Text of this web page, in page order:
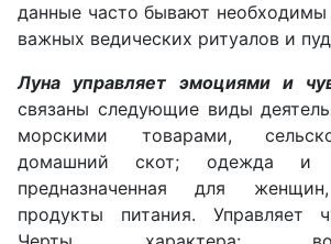
данные часто бывают необходимы
важных ведических ритуалов и
Луна управляет эмоциями и
связаны следующие виды
морскими товарами,
домашний скот; одежда и
предназначенная для
продукты питания. Управляет